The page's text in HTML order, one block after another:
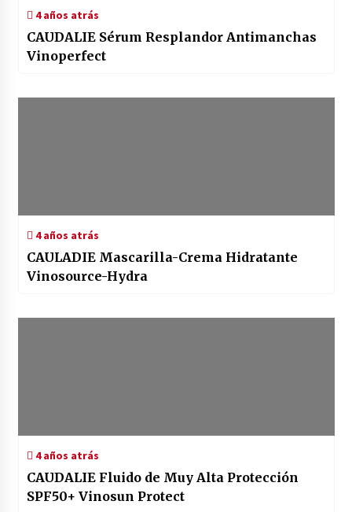
4 años atrás
CAUDALIE Sérum Resplandor Antimanchas
Vinoperfect
4 años atrás
CAULADIE Mascarilla-Crema Hidratante
Vinosource-Hydra
4 años atrás
CAUDALIE Fluido de Muy Alta Protección
SPF50+ Vinosun Protect